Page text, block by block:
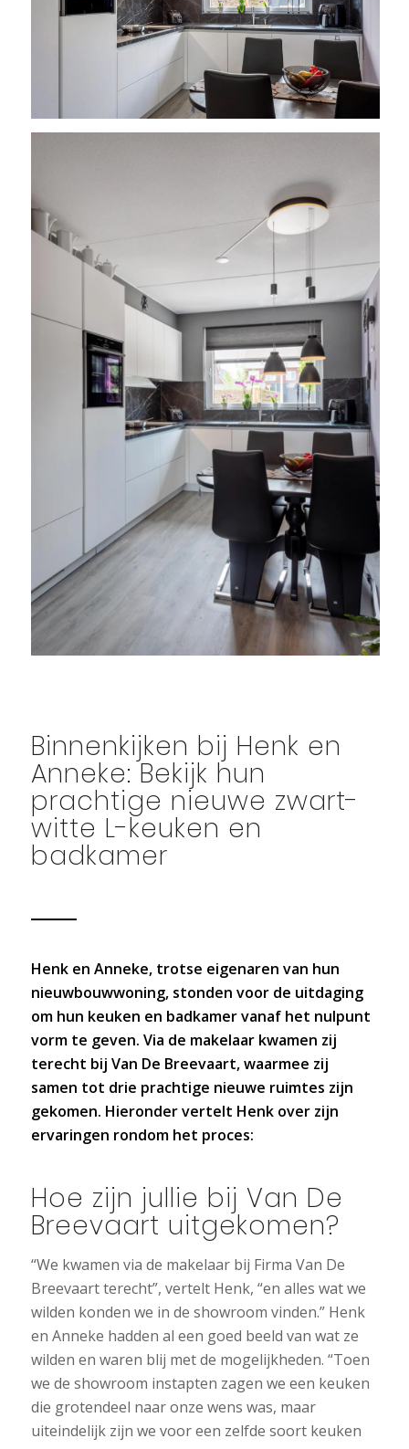
Binnenkijken bij Henk en
Anneke: Bekijk hun
prachtige nieuwe zwart-
witte L-keuken en
badkamer
Henk en Anneke, trotse eigenaren van hun
nieuwbouwwoning, stonden voor de uitdaging
om hun keuken en badkamer vanaf het nulpunt
vorm te geven. Via de makelaar kwamen zij
terecht bij Van De Breevaart, waarmee zij
samen tot drie prachtige nieuwe ruimtes zijn
gekomen. Hieronder vertelt Henk over zijn
ervaringen rondom het proces:
Hoe zijn jullie bij Van De
Breevaart uitgekomen?
“We kwamen via de makelaar bij Firma Van De
Breevaart terecht”, vertelt Henk, “en alles wat we
wilden konden we in de showroom vinden.” Henk
en Anneke hadden al een goed beeld van wat ze
wilden en waren blij met de mogelijkheden. “Toen
we de showroom instapten zagen we een keuken
die grotendeel naar onze wens was, maar
uiteindelijk zijn we voor een zelfde soort keuken